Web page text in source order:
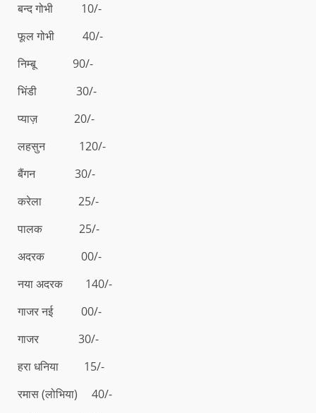
बन्द गोभी 10/-
फूल गोभी 40/-
निम्बू 90/-
भिंडी 30/-
प्याज़ 20/-
लहसुन 120/-
बैंगन 30/-
करेला 25/-
पालक 25/-
अदरक 00/-
नया अदरक 140/-
गाजर नई 00/-
गाजर 30/-
हरा धनिया 15/-
रमास (लोभिया) 40/-